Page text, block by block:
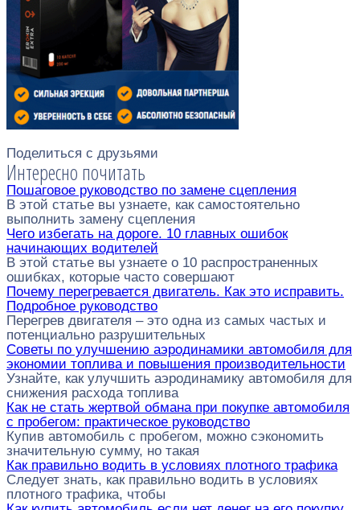
Поделиться с друзьями
Интересно почитать
Пошаговое руководство по замене сцепления
В этой статье вы узнаете, как самостоятельно
выполнить замену сцепления
Чего избегать на дороге. 10 главных ошибок
начинающих водителей
В этой статье вы узнаете о 10 распространенных
ошибках, которые часто совершают
Почему перегревается двигатель. Как это исправить.
Подробное руководство
Перегрев двигателя – это одна из самых частых и
потенциально разрушительных
Советы по улучшению аэродинамики автомобиля для
экономии топлива и повышения производительности
Узнайте, как улучшить аэродинамику автомобиля для
снижения расхода топлива
Как не стать жертвой обмана при покупке автомобиля
с пробегом: практическое руководство
Купив автомобиль с пробегом, можно сэкономить
значительную сумму, но такая
Как правильно водить в условиях плотного трафика
Следует знать, как правильно водить в условиях
плотного трафика, чтобы